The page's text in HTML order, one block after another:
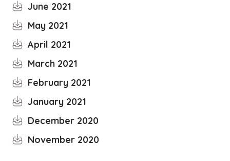
June 2021
May 2021
April 2021
March 2021
February 2021
January 2021
December 2020
November 2020